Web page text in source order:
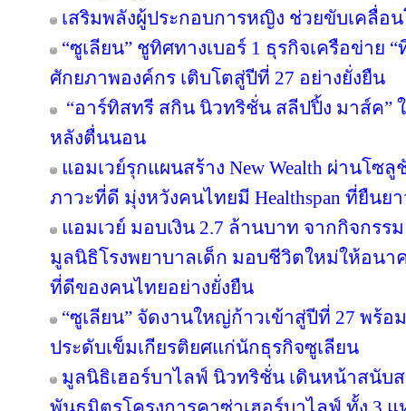
เสริมพลังผู้ประกอบการหญิง ช่วยขับเคลื่อ
“ซูเลียน” ชูทิศทางเบอร์ 1 ธุรกิจเครือข่าย
ศักยภาพองค์กร เติบโตสู่ปีที่ 27 อย่างยั่งยืน
“อาร์ทิสทรี สกิน นิวทริชั่น สลีปปิ้ง มาส์ค”
หลังตื่นนอน
แอมเวย์รุกแผนสร้าง New Wealth ผ่านโ
ภาวะที่ดี มุ่งหวังคนไทยมี Healthspan ที่ยืนย
แอมเวย์ มอบเงิน 2.7 ล้านบาท จากกิจกรร
มูลนิธิโรงพยาบาลเด็ก มอบชีวิตใหม่ให้อน
ที่ดีของคนไทยอย่างยั่งยืน
“ซูเลียน” จัดงานใหญ่ก้าวเข้าสู่ปีที่ 27 พร้
ประดับเข็มเกียรติยศแก่นักธุรกิจซูเลียน
มูลนิธิเฮอร์บาไลฟ์ นิวทริชั่น เดินหน้าสนับ